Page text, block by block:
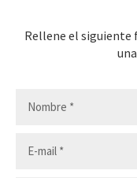
Rellene el